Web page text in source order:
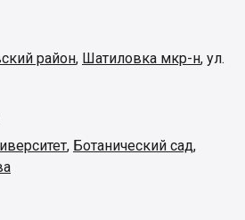
район, Шатиловка мкр-н, ул.
, Ботанический сад,